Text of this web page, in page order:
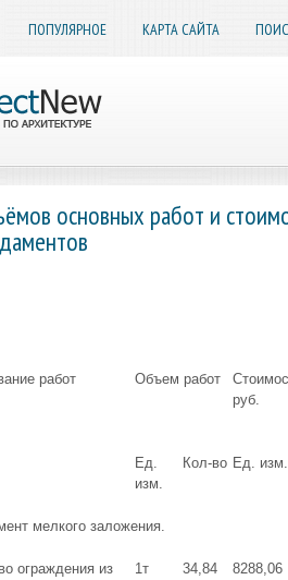
ПОПУЛЯРНОЕ КАРТА САЙТА
основных работ и
работ Объем работ
руб.
Ед.
изм.
Кол-во Ед. изм.
мелкого заложения.
ограждения из
1т 34,84 8288,06